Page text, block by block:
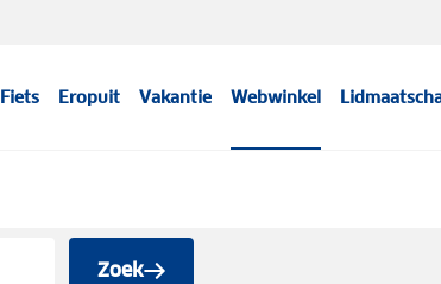
Fiets Eropuit Vakantie Webwinkel
Zoek